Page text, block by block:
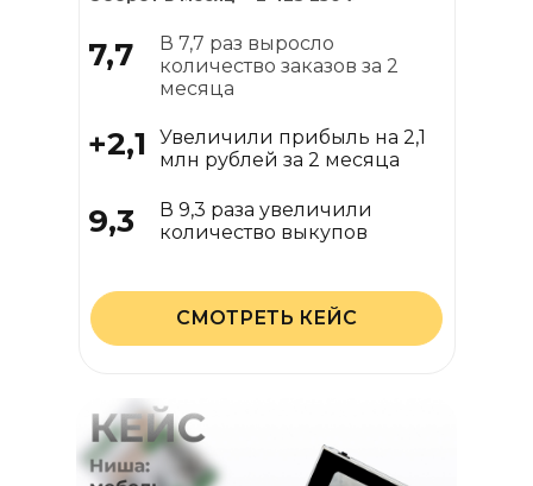
В 7,7 раз выросло
количество заказов за 2
месяца
7,7
СМОТРЕТЬ КЕЙС
Увеличили прибыль на 2,1
млн рублей за 2 месяца
+2,1
В 9,3 раза увеличили
количество выкупов
9,3